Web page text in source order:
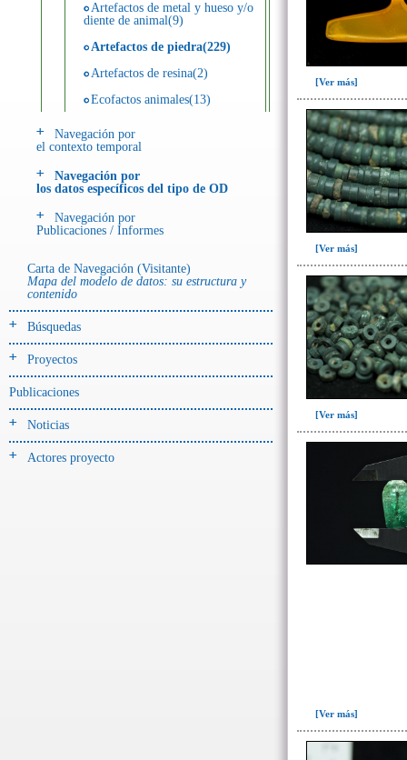
Artefactos de metal y hueso y/o
diente de animal(9)
Artefactos de piedra(229)
Artefactos de resina(2)
Ecofactos animales(13)
Ecofactos de concha(2)
Ecofactos de piedra(3)
Registro de restos óseos humanos
(individuos)(28)
Registro de unidades
estratigráficas(64)
ofrenda huesos humanos(3)
- UE# y tipo de UE
donde se halló el objeto
-> Hallado en UE del tipo:
los tipos de UE del GE
Depósito (28)
Navegación por
el contexto temporal
Navegación por
los datos específicos del tipo de OD
Navegación por
Publicaciones / Informes
Carta de Navegación (Visitante)
Mapa del modelo de datos: su estructura y
contenido
Búsquedas
Proyectos
Publicaciones
Noticias
Actores proyecto
[Ver más]
[Ver más]
[Ver más]
[Ver más]